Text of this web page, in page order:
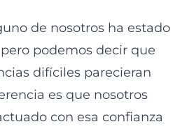
de nosotros ha estado
podemos decir que
difíciles parecieran
es que nosotros
con esa confianza